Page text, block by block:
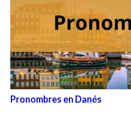
Pronombres en Danés